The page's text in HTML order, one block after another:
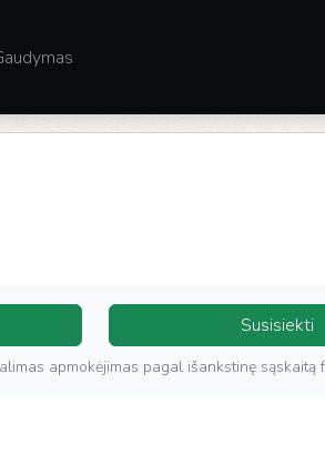
Susisiekti
apmokėjimas pagal išankstinę sąskaitą